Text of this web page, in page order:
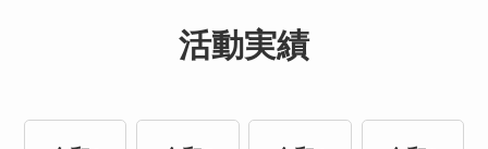
活動実績